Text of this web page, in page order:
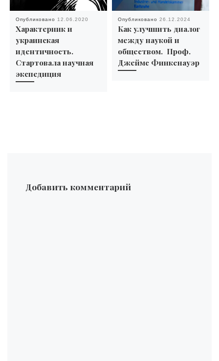
Опубликовано 12.06.2020
Характерник и
украинская
идентичность.
Стартовала научная
экспедиция
Опубликовано 26.12.2024
Как улучшить диалог
между наукой и
обществом. Проф.
Джеймс Финкенауэр
Добавить комментарий